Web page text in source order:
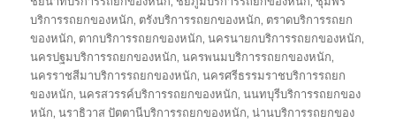
บริการรถยกของหนัก, ตรังบริการรถยกของหนัก, ตราดบริการรถยก
ของหนัก, ตากบริการรถยกของหนัก,นครนายกบริการรถยกของหนัก,
นครปฐมบริการรถยกของหนัก,นครพนมบริการรถยกของหนัก,
นครราชสีมาบริการรถยกของหนัก,นครศรีธรรมราชบริการรถยก
ของหนัก,นครสวรรค์บริการรถยกของหนัก,นนทบุรีบริการรถยกของ
หนัก,นราธิวาส ปัตตานีบริการรถยกของหนัก,น่านบริการรถยกของ